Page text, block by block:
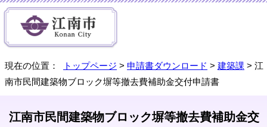
現在の位置： トップページ > 申請書ダウンロード > 建築課 > 江
南市民間建築物ブロック塀等撤去費補助金交付申請書
江南市民間建築物ブロック塀等撤去費補助金交